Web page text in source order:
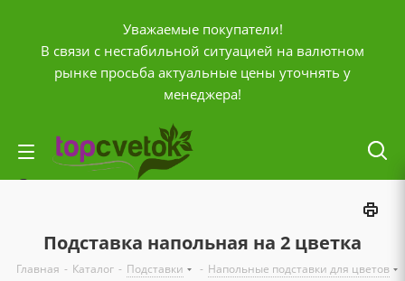
Уважаемые покупатели!
В связи с нестабильной ситуацией на валютном
рынке просьба актуальные цены уточнять у
менеджера!
Отложенные
Подставка напольная на 2 цветка
Главная - Каталог - Подставки - Напольные подставки для цветов